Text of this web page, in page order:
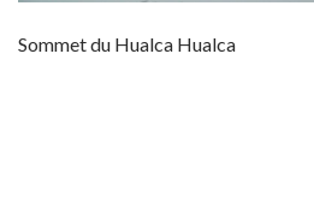
Sommet du Hualca Hualca